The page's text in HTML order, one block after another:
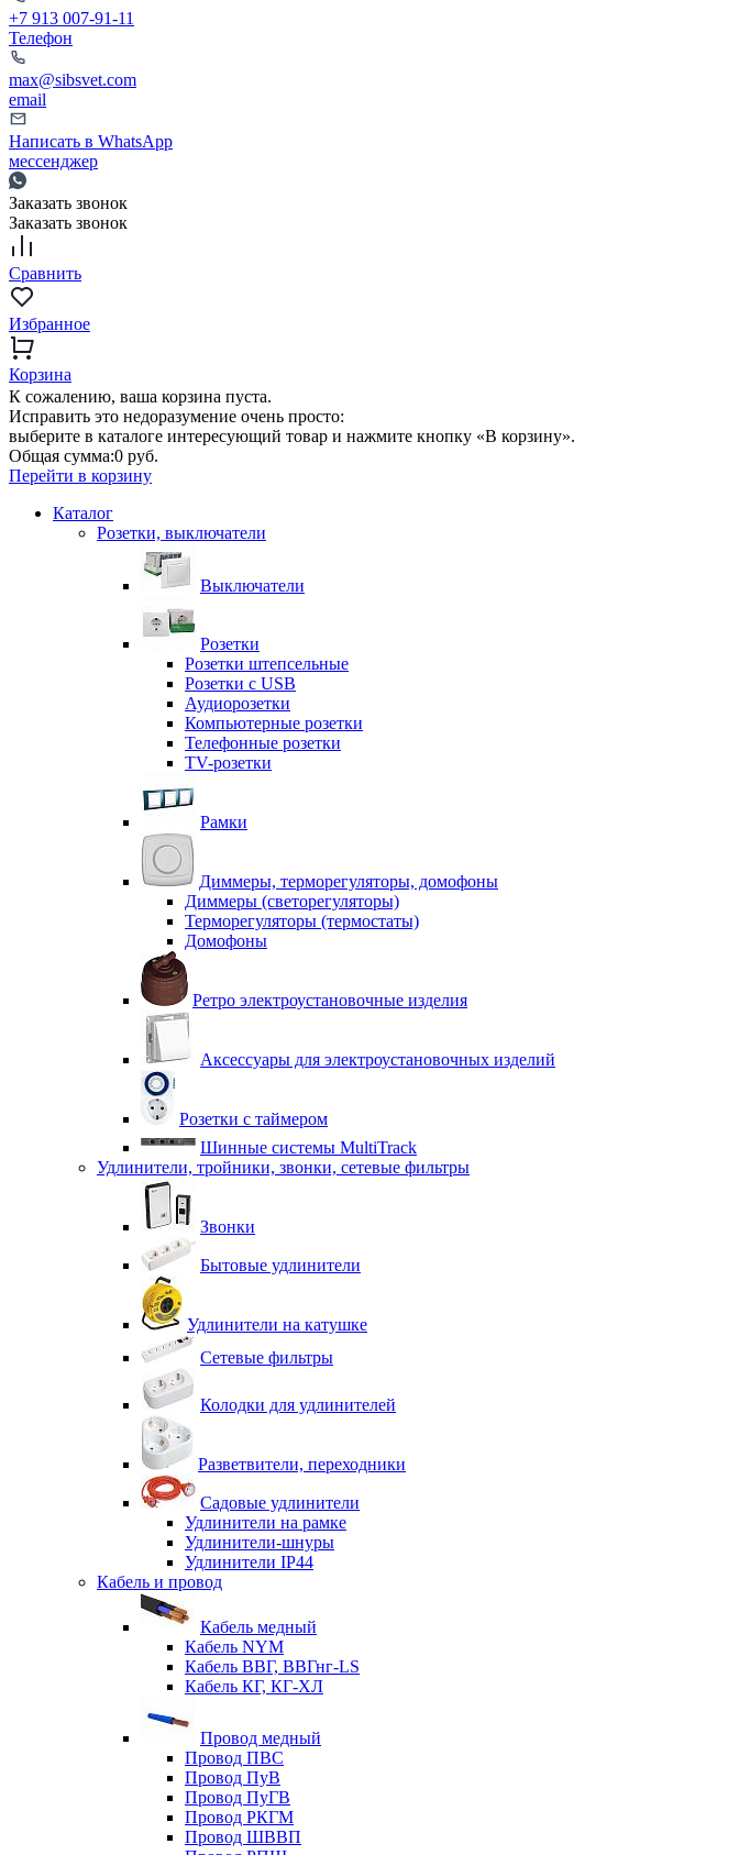
+7 913 007-91-11
Телефон
max@sibsvet.com
email
Написать в WhatsApp
мессенджер
Заказать звонок
Заказать звонок
Сравнить
Избранное
Корзина
К сожалению, ваша корзина пуста.
Исправить это недоразумение очень просто:
выберите в каталоге интересующий товар и нажмите кнопку «В корзину».
Общая сумма:0 руб.
Перейти в корзину
Каталог
Розетки, выключатели
Выключатели
Розетки
Розетки штепсельные
Розетки с USB
Аудиорозетки
Компьютерные розетки
Телефонные розетки
TV-розетки
Рамки
Диммеры, терморегуляторы, домофоны
Диммеры (светорегуляторы)
Терморегуляторы (термостаты)
Домофоны
Ретро электроустановочные изделия
Аксессуары для электроустановочных изделий
Розетки с таймером
Шинные системы MultiTrack
Удлинители, тройники, звонки, сетевые фильтры
Звонки
Бытовые удлинители
Удлинители на катушке
Сетевые фильтры
Колодки для удлинителей
Разветвители, переходники
Садовые удлинители
Удлинители на рамке
Удлинители-шнуры
Удлинители IP44
Кабель и провод
Кабель медный
Кабель NYM
Кабель ВВГ, ВВГнг-LS
Кабель КГ, КГ-ХЛ
Провод медный
Провод ПВС
Провод ПуВ
Провод ПуГВ
Провод РКГМ
Провод ШВВП